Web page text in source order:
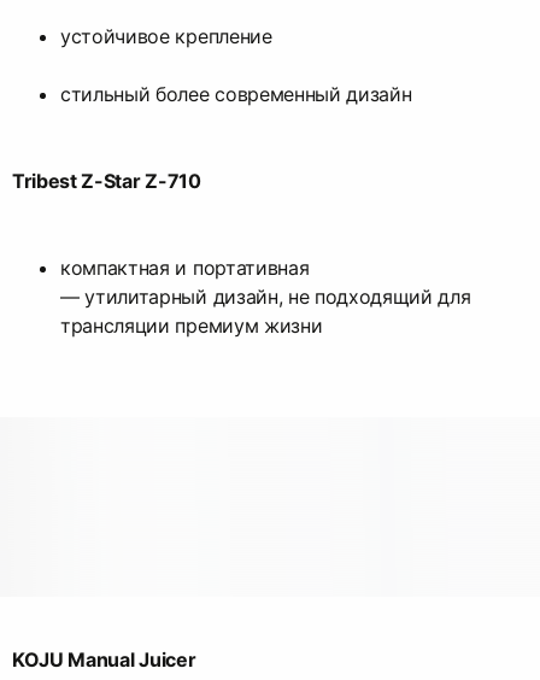
устойчивое крепление
стильный более современный дизайн
Tribest Z-Star Z-710
компактная и портативная
— утилитарный дизайн, не подходящий для
трансляции премиум жизни
KOJU Manual Juicer